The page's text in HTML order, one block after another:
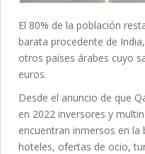
El 80% de la población
barata procedente de
otros países árabes cuyo
euros.
Desde el anuncio de que
en 2022 inversores y
encuentran inmersos en
hoteles, ofertas de ocio,